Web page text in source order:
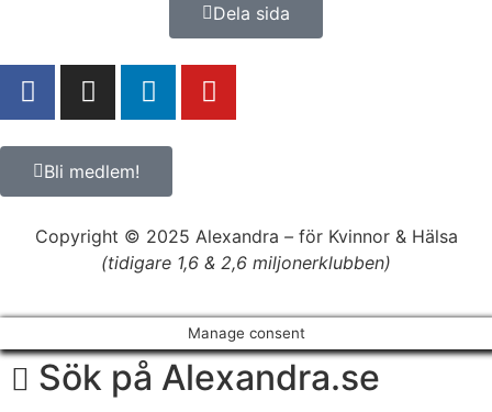
Dela sida
Bli medlem!
Copyright © 2025 Alexandra – för Kvinnor & Hälsa
(tidigare 1,6 & 2,6 miljonerklubben)
Manage consent
Sök på Alexandra.se